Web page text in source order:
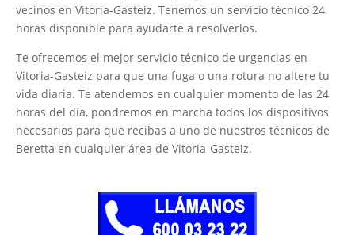
vecinos en Vitoria-Gasteiz. Tenemos un servicio técnico 24
horas disponible para ayudarte a resolverlos.
Te ofrecemos el mejor servicio técnico de urgencias en
Vitoria-Gasteiz para que una fuga o una rotura no altere tu
vida diaria. Te atendemos en cualquier momento de las 24
horas del día, pondremos en marcha todos los dispositivos
necesarios para que recibas a uno de nuestros técnicos de
Beretta en cualquier área de Vitoria-Gasteiz.